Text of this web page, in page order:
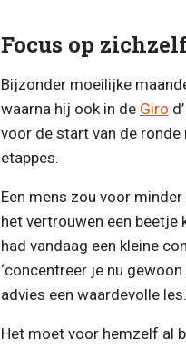
Focus op
Bijzonder moeilijke
waarna hij ook in de Giro
voor de start van de ronde
etappes.
Een mens zou voor
het vertrouwen een beetje
had vandaag een kleine
‘concentreer je nu
advies een waardevolle
Het moet voor hemzelf al